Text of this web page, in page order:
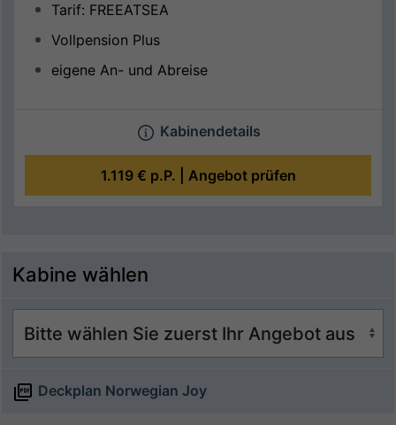
Tarif: FREEATSEA
Vollpension Plus
eigene An- und Abreise
Kabinendetails
1.119 € p.P. | Angebot prüfen
Kabine wählen
Deckplan Norwegian Joy